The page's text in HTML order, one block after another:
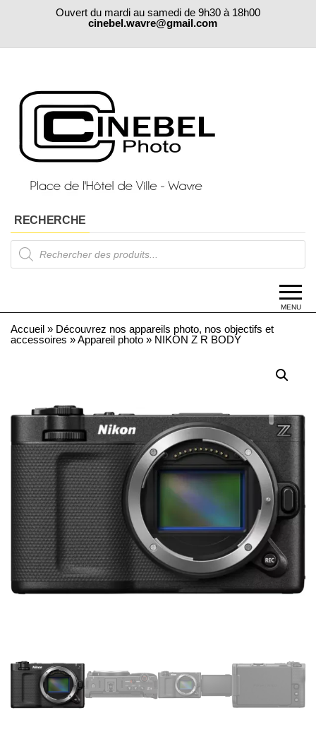
Ouvert du mardi au samedi de 9h30 à 18h00
cinebel.wavre@gmail.com
RECHERCHE
Products
search
MENU
Accueil » Découvrez nos appareils photo, nos objectifs et
accessoires »Appareil photo » NIKON Z R BODY